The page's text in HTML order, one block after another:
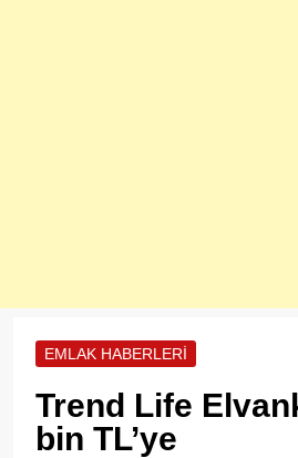
EMLAK HABERLERI
Trend Life
bin TL’ye